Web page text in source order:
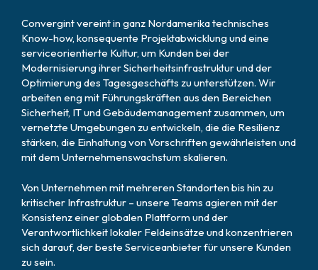
Convergint vereint in ganz Nordamerika technisches
Know-how, konsequente Projektabwicklung und eine
serviceorientierte Kultur, um Kunden bei der
Modernisierung ihrer Sicherheitsinfrastruktur und der
Optimierung des Tagesgeschäfts zu unterstützen. Wir
arbeiten eng mit Führungskräften aus den Bereichen
Sicherheit, IT und Gebäudemanagement zusammen, um
vernetzte Umgebungen zu entwickeln, die die Resilienz
stärken, die Einhaltung von Vorschriften gewährleisten und
mit dem Unternehmenswachstum skalieren.
Von Unternehmen mit mehreren Standorten bis hin zu
kritischer Infrastruktur – unsere Teams agieren mit der
Konsistenz einer globalen Plattform und der
Verantwortlichkeit lokaler Feldeinsätze und konzentrieren
sich darauf, der beste Serviceanbieter für unsere Kunden
zu sein.